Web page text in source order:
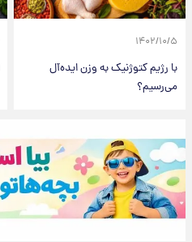
۱۴۰۲/۱۰/۵
با رژیم کتوژنیک به وزن ایده‌آل
می‌رسیم؟